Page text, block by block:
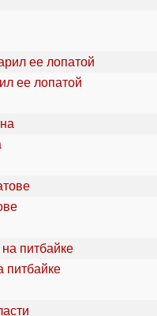
ее лопатой
питбайке